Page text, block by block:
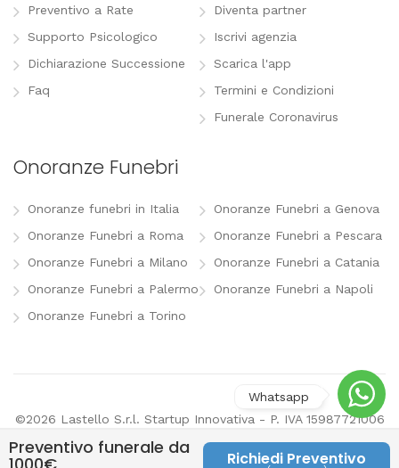
Preventivo a Rate
Supporto Psicologico
Dichiarazione Successione
Faq
Diventa partner
Iscrivi agenzia
Scarica l'app
Termini e Condizioni
Funerale Coronavirus
Onoranze Funebri
Onoranze funebri in Italia
Onoranze Funebri a Roma
Onoranze Funebri a Milano
Onoranze Funebri a Palermo
Onoranze Funebri a Torino
Onoranze Funebri a Genova
Onoranze Funebri a Pescara
Onoranze Funebri a Catania
Onoranze Funebri a Napoli
©2026 Lastello S.r.l. Startup Innovativa - P. IVA 15987721006
preferenze pubblicitarie
Preventivo funerale da
Richiedi Preventivo